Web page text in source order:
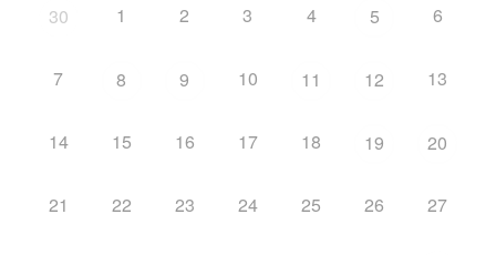
30 1 2 3 4 5 6
7 8 9 10 11 12 13
14 15 16 17 18 19 20
21 22 23 24 25 26 27